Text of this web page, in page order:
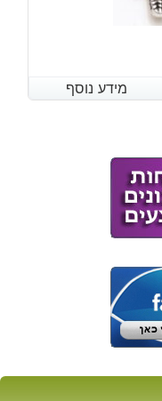
מידע נוסף
מידע נוסף